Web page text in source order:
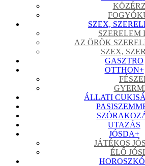
SZEX,
SZERELEM
AZ ÖRÖK
SZEX,
GASZTRO
OTTHON+
ÁLLATI
UTAZÁS
JÓSDA+
JÁTÉKOS
ÉLŐ